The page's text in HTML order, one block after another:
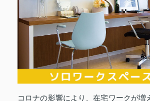
コロナの影響により、在宅ワークが増